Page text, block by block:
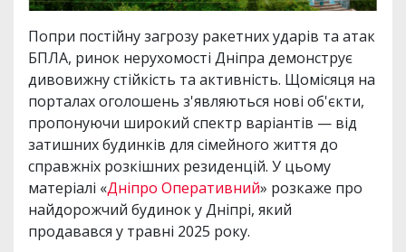
Попри постійну загрозу ракетних ударів та атак
БПЛА, ринок нерухомості Дніпра демонструє
дивовижну стійкість та активність. Щомісяця на
порталах оголошень з'являються нові об'єкти,
пропонуючи широкий спектр варіантів — від
затишних будинків для сімейного життя до
справжніх розкішних резиденцій. У цьому
матеріалі «Дніпро Оперативний» розкаже про
найдорожчий будинок у Дніпрі, який
продавався у травні 2025 року.